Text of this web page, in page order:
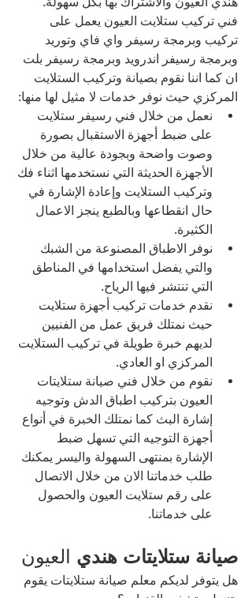
فني تركيب ستلايت العيون يعمل على
تركيب وبرمجة رسيفر واي فاي وتوريد
وبرمجة رسيفر اندرويد وبرمجة رسيفر بلت
ان كما اننا نقوم بصيانة وتركيب الستلايت
المركزي حيث نوفر خدمات لا مثيل لها منها:
نعمل من خلال فني رسيفر ستلايت
على ضبط أجهزة الاستقبال بصورة
وصوت واضحة وبجودة عالية من خلال
الأجهزة الحديثة التي نستخدمها اثناء فك
وتركيب الستلايت وإعادة الإشارة في
حال انقطاعها وبالطبع ينجز الاعمال
الكثيرة.
نوفر الاطباق المصنوعة من الشبك
والتي يفضل استخدامها في المناطق
التي تنتشر فيها الرياح.
نقدم خدمات تركيب أجهزة ستلايت
حيث نمتلك فريق عمل من الفنيين
لديهم خبرة طويلة في تركيب الستلايت
المركزي او العادي.
نقوم من خلال فني صيانة ستلايتات
العيون بتركيب اطباق الدش وتوجيه
إشارة البث كما نمتلك الخبرة في أنواع
أجهزة التوجيه التي تسهل ضبط
الإشارة بمنتهى السهولة واليسر يمكنك
طلب خدماتنا الان من خلال الاتصال
على رقم ستلايت العيون والحصول
على خدماتنا.
صيانة ستلايتات هندي العيون
هل يتوفر لديكم معلم صيانة ستلايتات يقوم